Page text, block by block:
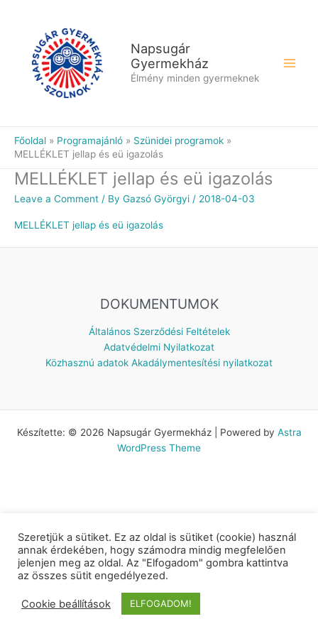
Napsugár
Gyermekház
Élmény minden gyermeknek
Főoldal Programajánló
Szünidei programok
MELLÉKLET jellap és eü igazolás
MELLÉKLET jellap és eü igazolás
Leave a Comment / By Gazsó Györgyi / 2018-04-03
MELLÉKLET jellap és eü igazolás
DOKUMENTUMOK
Általános Szerződési Feltételek
Adatvédelmi Nyilatkozat
Közhasznú adatok Akadálymentesítési nyilatkozat
Készítette: © 2026 Napsugár Gyermekház | Powered by Astra
WordPress Theme
Szeretjük a sütiket. Ez az oldal is sütiket (cookie) használ
annak érdekében, hogy számodra mindig megfelelően
jelenjen meg az oldal. Az "Elfogadom" gombra kattintva
az összes sütit engedélyezed.
Cookie beállítások ELFOGADOM!